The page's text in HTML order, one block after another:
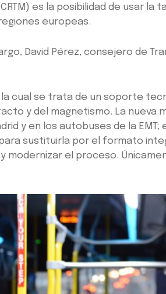
es la posibilidad de usar
europeas.
David Pérez, consejero de
cual se trata de un soporte
y del magnetismo. La nueva
y en los autobuses de la
sustituirla por el formato
el proceso.